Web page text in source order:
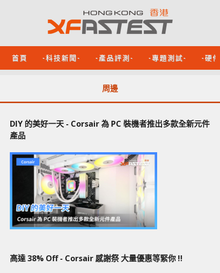
首頁 -科技新聞- -產品評測- -專題測試- -硬
周邊
DIY 的美好一天 - Corsair 為 PC 裝機者推出多款全新元件
產品
高達 38% Off - Corsair 感謝祭 大量優惠等緊你 !!